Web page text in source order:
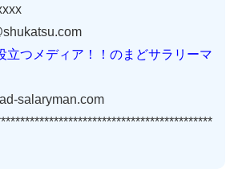
立つメディア！！のまどサラリーマ
salaryman.com